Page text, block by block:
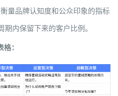
量品牌认知度和公众印象的指标
期内保留下来的客户比例。
：